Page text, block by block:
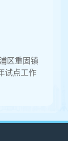
区重固镇
试点工作